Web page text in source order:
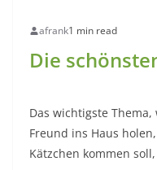
afrank1 min read
Die
Das wichtigste
Freund ins Haus
Kätzchen kommen